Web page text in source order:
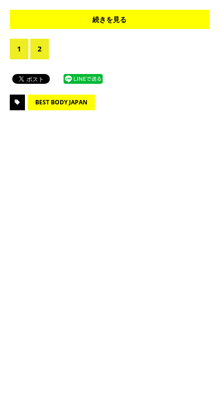
続きを見る
1 2
BEST BODY JAPAN